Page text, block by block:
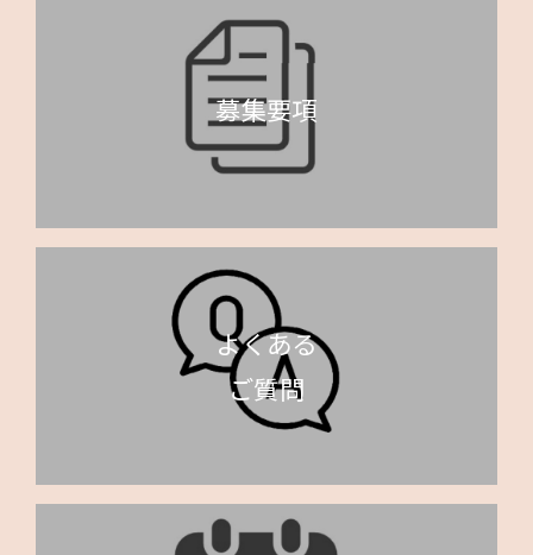
募集要項
よくある
ご質問